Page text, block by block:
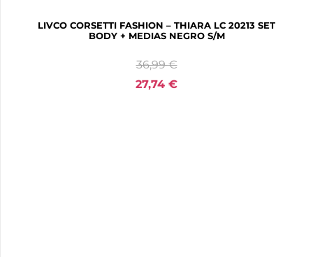
LIVCO CORSETTI FASHION – THIARA LC 20213 SET
BODY + MEDIAS NEGRO S/M
36,99€
27,74 €